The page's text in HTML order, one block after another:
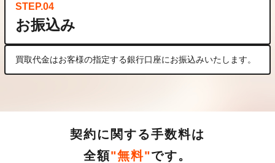
STEP.04
お振込み
買取代金はお客様の指定する銀行口座にお振込みいたします。
契約に関する手数料は
全額"無料"です。